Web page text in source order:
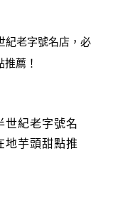
世紀老字號名
地芋頭甜點推